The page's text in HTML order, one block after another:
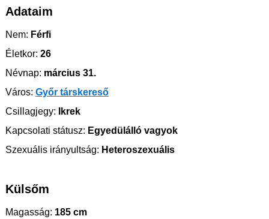
Adataim
Nem: Férfi
Életkor: 26
Névnap: március 31.
Város: Győr társkereső
Csillagjegy: Ikrek
Kapcsolati státusz: Egyedülálló vagyok
Szexuális irányultság: Heteroszexuális
Külsőm
Magasság: 185 cm